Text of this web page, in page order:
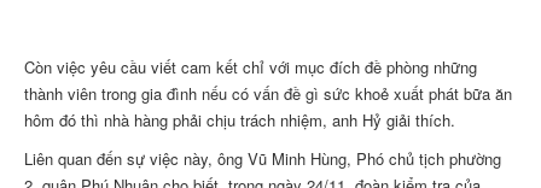
Còn việc yêu cầu viết cam kết chỉ với mục đích đề phòng những
thành viên trong gia đình nếu có vấn đề gì sức khoẻ xuất phát bữa ăn
hôm đó thì nhà hàng phải chịu trách nhiệm, anh Hỷ giải thích.
Liên quan đến sự việc này, ông Vũ Minh Hùng, Phó chủ tịch phường